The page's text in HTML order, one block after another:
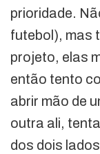
prioridade.
futebol), mas
projeto, elas
então tento
abrir mão de
outra ali,
dos dois